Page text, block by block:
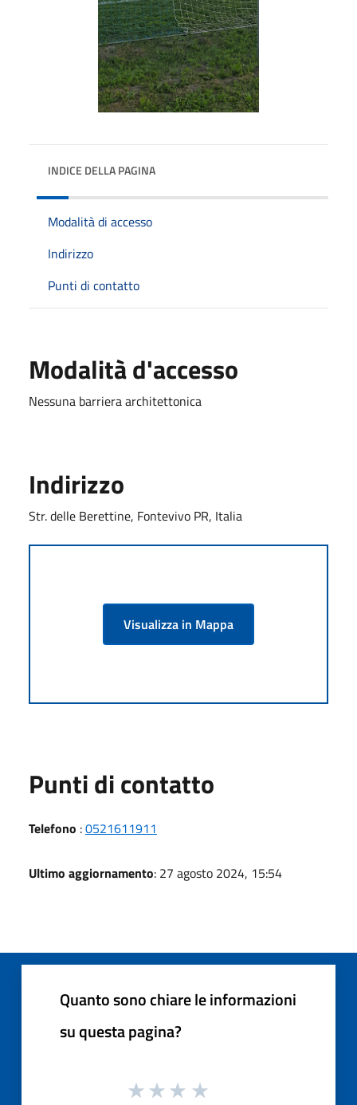
INDICE DELLA PAGINA
Modalità di accesso
Indirizzo
Punti di contatto
Modalità d'accesso
Nessuna barriera architettonica
Indirizzo
Str. delle Berettine, Fontevivo PR, Italia
Visualizza in Mappa
Punti di contatto
Telefono :0521611911
Ultimo aggiornamento: 27 agosto 2024, 15:54
Quanto sono chiare le informazioni
su questa pagina?